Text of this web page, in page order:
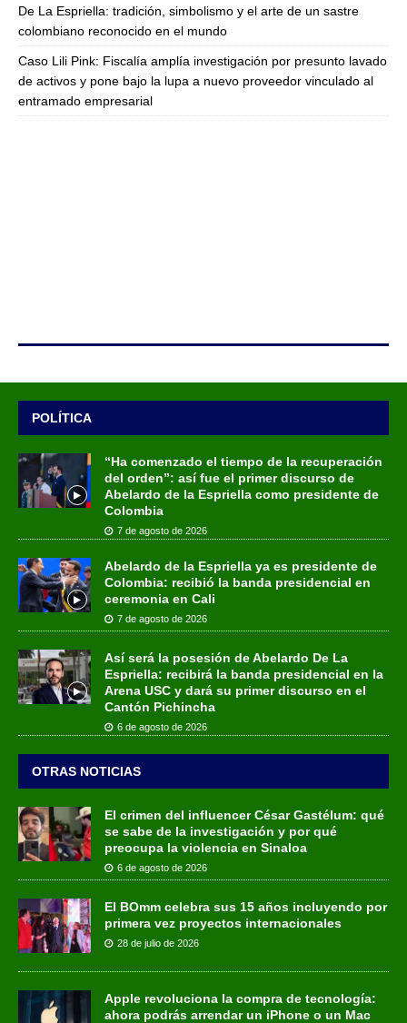
De La Espriella: tradición, simbolismo y el arte de un sastre
colombiano reconocido en el mundo
Caso Lili Pink: Fiscalía amplía investigación por presunto lavado
de activos y pone bajo la lupa a nuevo proveedor vinculado al
entramado empresarial
POLÍTICA
“Ha comenzado el tiempo de la recuperación
del orden”: así fue el primer discurso de
Abelardo de la Espriella como presidente de
Colombia
7 de agosto de 2026
Abelardo de la Espriella ya es presidente de
Colombia: recibió la banda presidencial en
ceremonia en Cali
7 de agosto de 2026
Así será la posesión de Abelardo De La
Espriella: recibirá la banda presidencial en la
Arena USC y dará su primer discurso en el
Cantón Pichincha
6 de agosto de 2026
OTRAS NOTICIAS
El crimen del influencer César Gastélum: qué
se sabe de la investigación y por qué
preocupa la violencia en Sinaloa
6 de agosto de 2026
El BOmm celebra sus 15 años incluyendo por
primera vez proyectos internacionales
28 de julio de 2026
Apple revoluciona la compra de tecnología:
ahora podrás arrendar un iPhone o un Mac